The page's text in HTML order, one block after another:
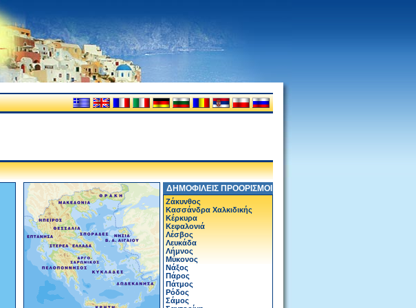
ΔΗΜΟΦΙΛΕΙΣ ΠΡΟΟΡΙΣΜΟΙ
Ζάκυνθος
Κασσάνδρα Χαλκιδικής
Κέρκυρα
Κεφαλονιά
Λέσβος
Λευκάδα
Λήμνος
Μύκονος
Νάξος
Πάρος
Πάτμος
Ρόδος
Σάμος